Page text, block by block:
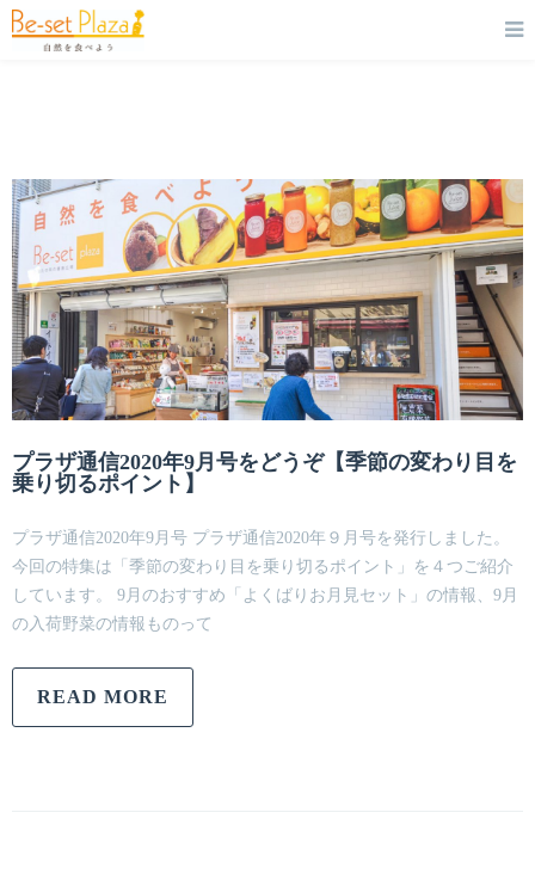
プラザ通信2020年9月号をどうぞ【季節の変わり目を
乗り切るポイント】
プラザ通信2020年9月号 プラザ通信2020年９月号を発行しました。
今回の特集は「季節の変わり目を乗り切るポイント」を４つご紹介
しています。 9月のおすすめ「よくばりお月見セット」の情報、9月
の入荷野菜の情報ものって
READ MORE